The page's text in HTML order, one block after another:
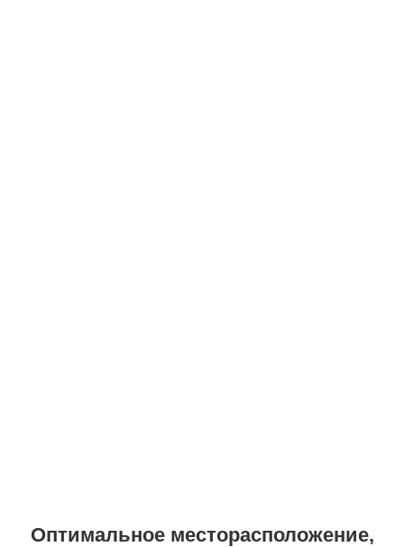
Оптимальное месторасположение,